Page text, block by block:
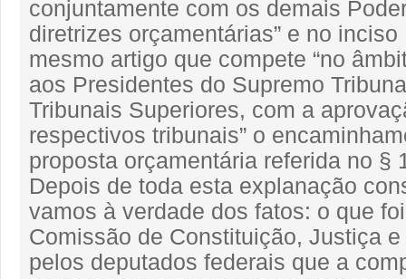
conjuntamente com os demais
diretrizes orçamentárias” e no inciso
mesmo artigo que compete “no
aos Presidentes do Supremo
Tribunais Superiores, com a
respectivos tribunais” o
proposta orçamentária referida no §
Depois de toda esta explanação
vamos à verdade dos fatos: o que
Comissão de Constituição, Justiça
pelos deputados federais que a